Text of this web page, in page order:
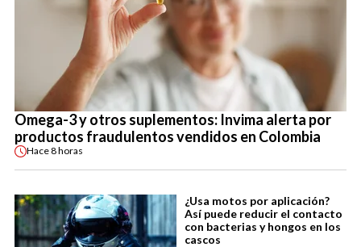
Omega-3 y otros suplementos: Invima alerta por
productos fraudulentos vendidos en Colombia
Hace8 horas
¿Usa motos por aplicación?
Así puede reducir el contacto
con bacterias y hongos en los
cascos